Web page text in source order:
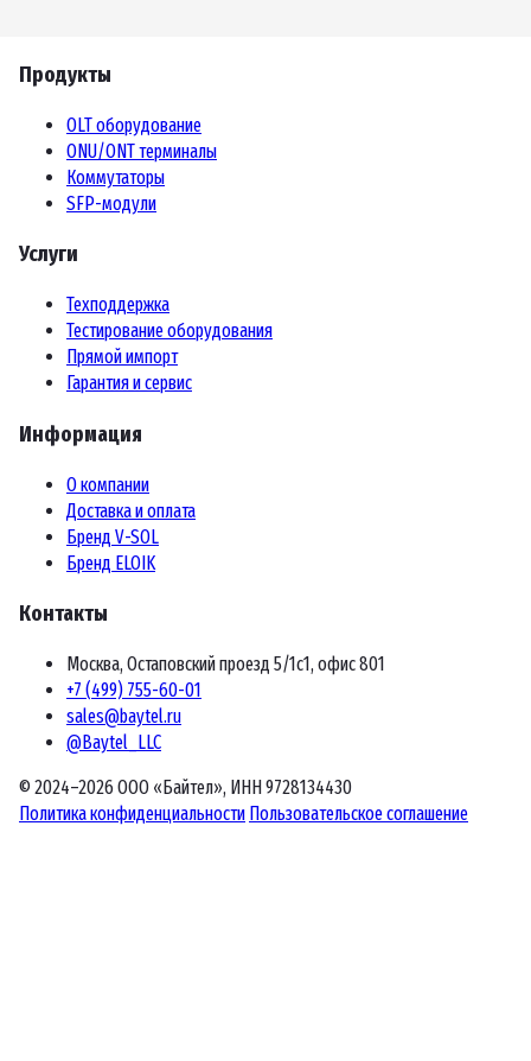
Продукты
OLT оборудование
ONU/ONT терминалы
Коммутаторы
SFP-модули
Услуги
Техподдержка
Тестирование оборудования
Прямой импорт
Гарантия и сервис
Информация
О компании
Доставка и оплата
Бренд V-SOL
Бренд ELOIK
Контакты
Москва, Остаповский проезд 5/1с1, офис 801
+7 (499) 755-60-01
sales@baytel.ru
@Baytel_LLC
© 2024–2026 ООО «Байтел», ИНН 9728134430
Политика конфиденциальности Пользовательское соглашение